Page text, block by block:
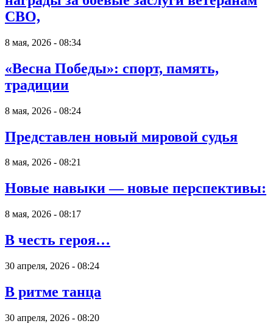
СВО,
8 мая, 2026 - 08:34
«Весна Победы»: спорт, память,
традиции
8 мая, 2026 - 08:24
Представлен новый мировой судья
8 мая, 2026 - 08:21
Новые навыки — новые перспективы:
8 мая, 2026 - 08:17
В честь героя…
30 апреля, 2026 - 08:24
В ритме танца
30 апреля, 2026 - 08:20